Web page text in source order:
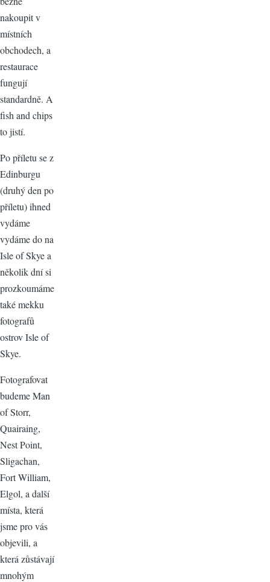
nakoupit v
místních
obchodech, a
restaurace
fungují
standardně. A
fish and chips
to jistí.
Po příletu se z
Edinburgu
(druhý den po
příletu) ihned
vydáme
vydáme do na
Isle of Skye a
několik dní si
prozkoumáme
také mekku
fotografů
ostrov Isle of
Skye.
Fotografovat
budeme Man
of Storr,
Quairaing,
Nest Point,
Sligachan,
Fort William,
Elgol, a další
místa, která
jsme pro vás
objevili, a
která zůstávají
mnohým